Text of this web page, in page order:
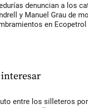
denuncian a los
y Manuel Grau de
en Ecopetrol
entre los silleteros